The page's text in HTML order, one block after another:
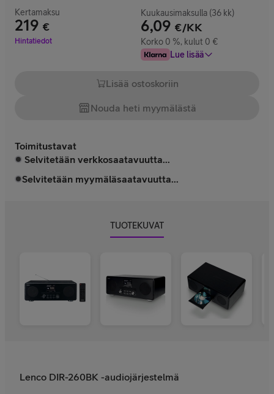
Kertamaksu
219 €
Hinta 219 €
Hintatiedot
Kuukausimaksulla (36 kk)
6,09 €/KK
Korko 0 %, kulut 0 €
Lue lisää
Lisää ostoskoriin
Nouda heti myymälästä
Toimitustavat
Selvitetään verkkosaatavuutta...
Selvitetään myymäläsaatavuutta...
TUOTEKUVAT
Lenco DIR-260BK -audiojärjestelmä